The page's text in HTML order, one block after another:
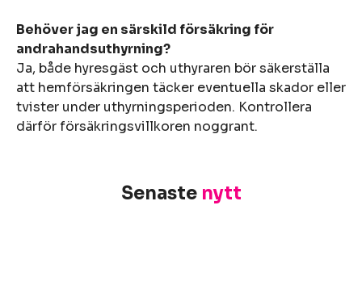
Behöver jag en särskild försäkring för
andrahandsuthyrning?
Ja, både hyresgäst och uthyraren bör säkerställa
att hemförsäkringen täcker eventuella skador eller
tvister under uthyrningsperioden. Kontrollera
därför försäkringsvillkoren noggrant.
Senaste nytt